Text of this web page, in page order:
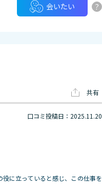
会いたい ?
共有
口コミ投稿日：2025.11.20
に立っていると感じ、この仕事を